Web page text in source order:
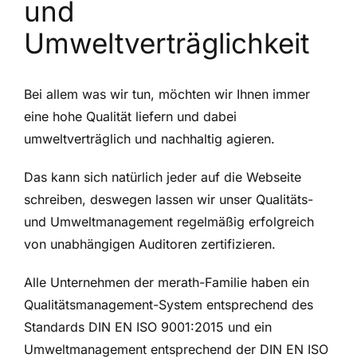
Unternehmen
und
Umweltverträglichkeit
Bei allem was wir tun, möchten wir Ihnen immer
eine hohe Qualität liefern und dabei
umweltverträglich und nachhaltig agieren.
Das kann sich natürlich jeder auf die Webseite
schreiben, deswegen lassen wir unser Qualitäts-
und Umweltmanagement regelmäßig erfolgreich
von unabhängigen Auditoren zertifizieren.
Alle Unternehmen der merath-Familie haben ein
Qualitätsmanagement-System entsprechend des
Standards DIN EN ISO 9001:2015 und ein
Umweltmanagement entsprechend der DIN EN ISO